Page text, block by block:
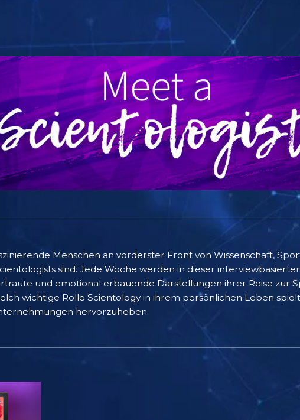
Menschen an vorderster Front von Wissenschaft,
sind. Jede Woche werden in dieser
und emotional erbauende Darstellungen ihrer Reise zur
wichtige Rolle Scientology in ihrem persönlichen Leben
hervorzuheben.